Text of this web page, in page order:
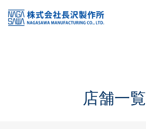
KSS加盟店・取扱店情報
店舗一覧
店舗一覧